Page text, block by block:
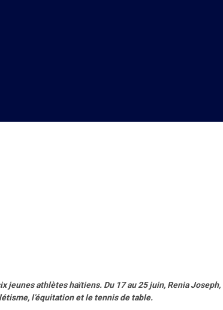
jeunes athlètes haïtiens. Du 17 au 25 juin, Renia Joseph,
l’équitation et le tennis de table.